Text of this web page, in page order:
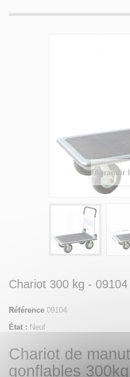
Agrandir
Chariot 300 kg -
Référence 09104
État : Neuf
Chariot de
gonflables 300kg